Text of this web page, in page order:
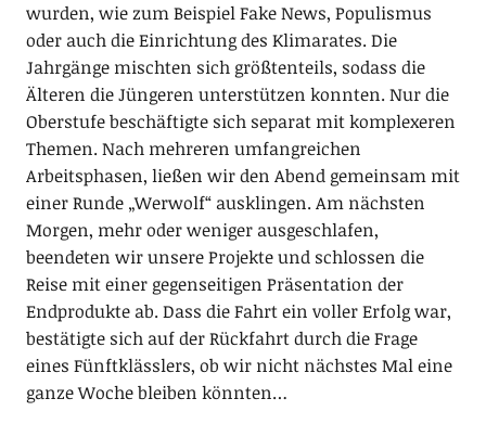
wurden, wie zum Beispiel Fake News, Populismus
oder auch die Einrichtung des Klimarates. Die
Jahrgänge mischten sich größtenteils, sodass die
Älteren die Jüngeren unterstützen konnten. Nur die
Oberstufe beschäftigte sich separat mit komplexeren
Themen. Nach mehreren umfangreichen
Arbeitsphasen, ließen wir den Abend gemeinsam mit
einer Runde „Werwolf“ ausklingen. Am nächsten
Morgen, mehr oder weniger ausgeschlafen,
beendeten wir unsere Projekte und schlossen die
Reise mit einer gegenseitigen Präsentation der
Endprodukte ab. Dass die Fahrt ein voller Erfolg war,
bestätigte sich auf der Rückfahrt durch die Frage
eines Fünftklässlers, ob wir nicht nächstes Mal eine
ganze Woche bleiben könnten…